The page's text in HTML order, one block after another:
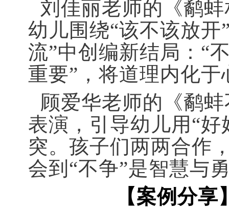
刘佳丽老师的《鹬
幼儿围绕“该不该放
流”中创编新结局：“
重要”，将道理内化于
顾爱华老师的《鹬
表演，引导幼儿用“好
突。孩子们两两合作
会到“不争”是智慧与
【案例分